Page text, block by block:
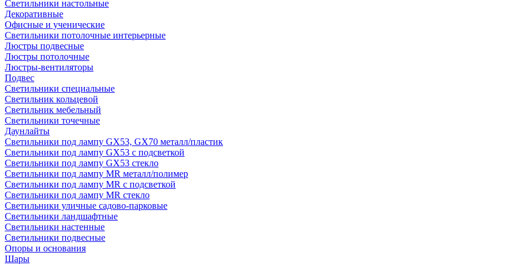
Светильники настольные
Декоративные
Офисные и ученические
Светильники потолочные интерьерные
Люстры подвесные
Люстры потолочные
Люстры-вентиляторы
Подвес
Светильники специальные
Светильник кольцевой
Светильник мебельный
Светильники точечные
Даунлайты
Светильники под лампу GX53, GX70 металл/пластик
Светильники под лампу GX53 с подсветкой
Светильники под лампу GX53 стекло
Светильники под лампу MR металл/полимер
Светильники под лампу MR с подсветкой
Светильники под лампу MR стекло
Светильники уличные садово-парковые
Светильники ландшафтные
Светильники настенные
Светильники подвесные
Опоры и основания
Шары